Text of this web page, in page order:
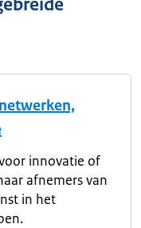
innovatie of
afnemers van
in het